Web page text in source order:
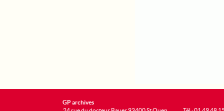
GP archives